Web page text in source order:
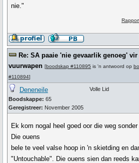
nie."
Re: SA paaie 'nie gevaarlik genoeg'
vuurwapen [boodskap #110895 is 'n antwoord op
#110894]
Deneneile
Boodskappe: 65
Geregistreer: November 2005
Volle Lid
Ek kom nogal heel goed oor die weg
Die ouens
bele te veel valse hoop in 'n skietding en
"Untouchable". Die ouens sien dan reeds